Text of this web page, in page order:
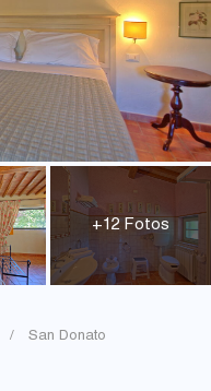
+12 Fotos
San Donato